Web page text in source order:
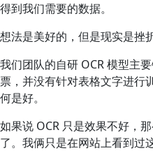
得到我们需要的数据。
想法是美好的，但是现实是挫折
我们团队的自研 OCR 模型主
票，并没有针对表格文字进行
何是好。
如果说 OCR 只是效果不好，
了。我俩只是在网站上看到过